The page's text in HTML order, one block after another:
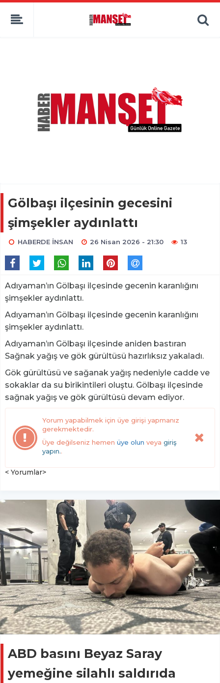
Gölbaşı ilçesinin gecesini
şimşekler aydınlattı
HABERDE İNSAN 26 Nisan 2026 - 21:30 13
Adıyaman’ın Gölbaşı ilçesinde gecenin karanlığını
şimşekler aydınlattı.
Adıyaman’ın Gölbaşı ilçesinde gecenin karanlığını
şimşekler aydınlattı.
Adıyaman’ın Gölbaşı ilçesinde aniden bastıran
Sağnak yağış ve gök gürültüsü hazırlıksız yakaladı.
Gök gürültüsü ve sağanak yağış nedeniyle cadde ve
sokaklar da su birikintileri oluştu. Gölbaşı ilçesinde
sağnak yağış ve gök gürültüsü devam ediyor.
Yorum yapabilmek için üye girişi yapmanız
gerekmektedir.
Üye değilseniz hemen üye olun veya giriş
yapın..
< Yorumlar>
ABD basını Beyaz Saray
yemeğine silahlı saldırıda